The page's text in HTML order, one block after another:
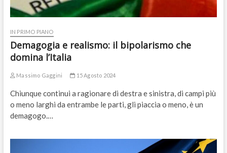
IN PRIMO PIANO
Demagogia e realismo: il bipolarismo che
domina l’Italia
Massimo Gaggini 15 Agosto 2024
Chiunque continui a ragionare di destra e sinistra, di campi più
o meno larghi da entrambe le parti, gli piaccia o meno, è un
demagogo.…